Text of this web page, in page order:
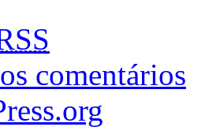
comentários